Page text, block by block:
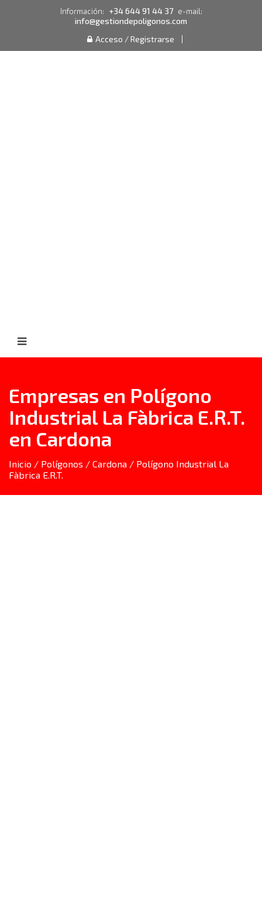
Información: +34 644 91 44 37 e-mail:
info@gestiondepoligonos.com
Acceso / Registrarse
Empresas en Polígono
Industrial La Fàbrica E.R.T.
en Cardona
Inicio / Polígonos / Cardona / Polígono Industrial La
Fàbrica E.R.T.